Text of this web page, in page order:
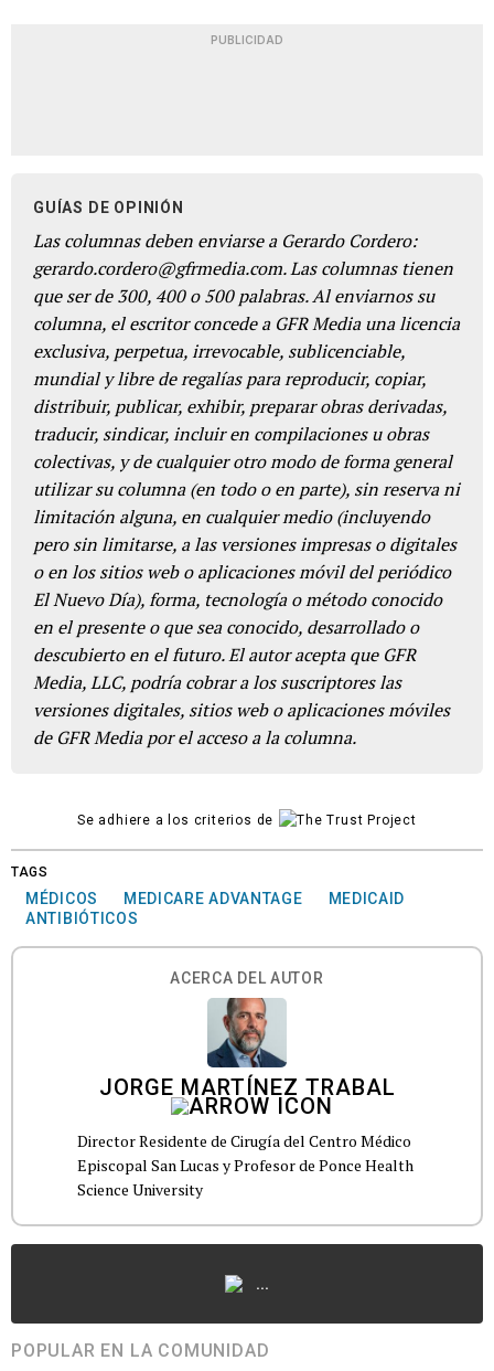
PUBLICIDAD
GUÍAS DE OPINIÓN
Las columnas deben enviarse a Gerardo Cordero:
gerardo.cordero@gfrmedia.com. Las columnas tienen
que ser de 300, 400 o 500 palabras. Al enviarnos su
columna, el escritor concede a GFR Media una licencia
exclusiva, perpetua, irrevocable, sublicenciable,
mundial y libre de regalías para reproducir, copiar,
distribuir, publicar, exhibir, preparar obras derivadas,
traducir, sindicar, incluir en compilaciones u obras
colectivas, y de cualquier otro modo de forma general
utilizar su columna (en todo o en parte), sin reserva ni
limitación alguna, en cualquier medio (incluyendo
pero sin limitarse, a las versiones impresas o digitales
o en los sitios web o aplicaciones móvil del periódico
El Nuevo Día), forma, tecnología o método conocido
en el presente o que sea conocido, desarrollado o
descubierto en el futuro. El autor acepta que GFR
Media, LLC, podría cobrar a los suscriptores las
versiones digitales, sitios web o aplicaciones móviles
de GFR Media por el acceso a la columna.
Se adhiere a los criterios de
TAGS
MÉDICOS MEDICARE ADVANTAGE
MEDICAID
ANTIBIÓTICOS
ACERCA DEL AUTOR
JORGE MARTÍNEZ TRABAL
Director Residente de Cirugía del Centro Médico
Episcopal San Lucas y Profesor de Ponce Health
Science University
...
POPULAR EN LA COMUNIDAD